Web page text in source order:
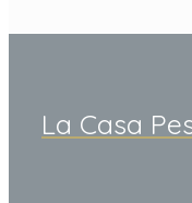
La Casa